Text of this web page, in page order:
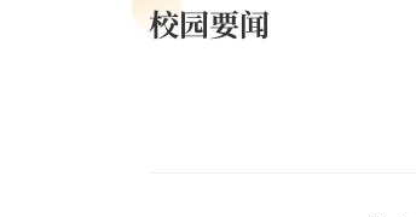
校园要闻